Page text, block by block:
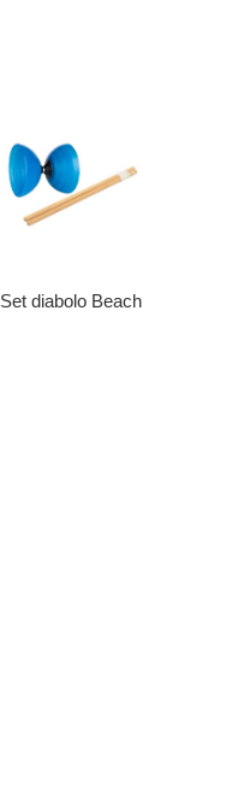
Set diabolo Beach